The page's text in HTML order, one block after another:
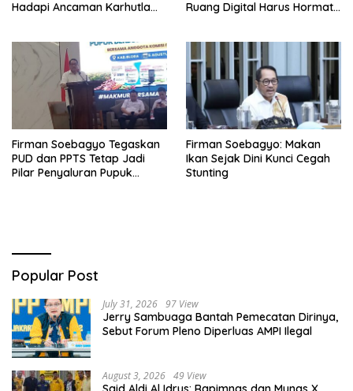
Hadapi Ancaman Karhutla
Ruang Digital Harus Hormati
Firman Soebagyo Tegaskan
PUD dan PPTS Tetap Jadi
Pilar Penyaluran Pupuk
Firman Soebagyo: Makan
Ikan Sejak Dini Kunci Cegah
Stunting
Popular Post
July 31, 2026 97 View
Jerry Sambuaga Bantah Pemecatan Dirinya,
Sebut Forum Pleno Diperluas AMPI Ilegal
August 3, 2026 49 View